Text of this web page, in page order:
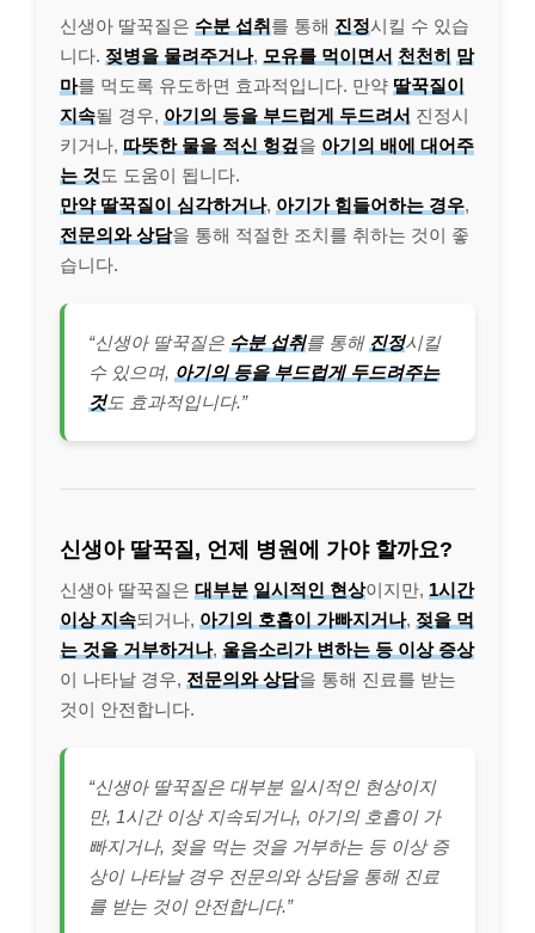
신생아 딸꾹질은 수분 섭취를 통해 진정시킬 수 있습
니다. 젖병을 물려주거나, 모유를 먹이면서 천천히 맘
마를 먹도록 유도하면 효과적입니다. 만약 딸꾹질이
지속될 경우, 아기의 등을 부드럽게 두드려서 진정시
키거나, 따뜻한 물을 적신 헝겊을 아기의 배에 대어주
는 것도 도움이 됩니다.
만약 딸꾹질이 심각하거나, 아기가 힘들어하는 경우,
전문의와 상담을 통해 적절한 조치를 취하는 것이 좋
습니다.
“신생아 딸꾹질은 수분 섭취를 통해 진정시킬
수 있으며, 아기의 등을 부드럽게 두드려주는
것도 효과적입니다.”
신생아 딸꾹질, 언제 병원에 가야 할까요?
신생아 딸꾹질은 대부분 일시적인 현상이지만, 1시간
이상 지속되거나, 아기의 호흡이 가빠지거나, 젖을 먹
는 것을 거부하거나, 울음소리가 변하는 등 이상 증상
이 나타날 경우, 전문의와 상담을 통해 진료를 받는
것이 안전합니다.
“신생아 딸꾹질은 대부분 일시적인 현상이지
만, 1시간 이상 지속되거나, 아기의 호흡이 가
빠지거나, 젖을 먹는 것을 거부하는 등 이상 증
상이 나타날 경우 전문의와 상담을 통해 진료
를 받는 것이 안전합니다.”